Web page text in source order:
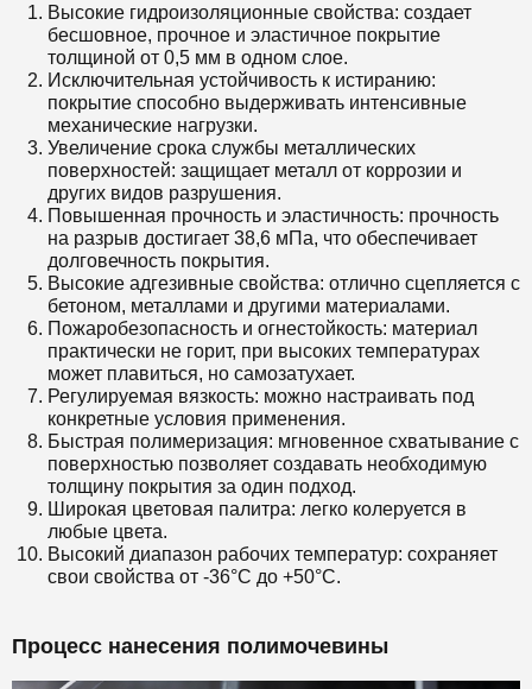
Высокие гидроизоляционные свойства: создает
бесшовное, прочное и эластичное покрытие
толщиной от 0,5 мм в одном слое.
Исключительная устойчивость к истиранию:
покрытие способно выдерживать интенсивные
механические нагрузки.
Увеличение срока службы металлических
поверхностей: защищает металл от коррозии и
других видов разрушения.
Повышенная прочность и эластичность: прочность
на разрыв достигает 38,6 мПа, что обеспечивает
долговечность покрытия.
Высокие адгезивные свойства: отлично сцепляется с
бетоном, металлами и другими материалами.
Пожаробезопасность и огнестойкость: материал
практически не горит, при высоких температурах
может плавиться, но самозатухает.
Регулируемая вязкость: можно настраивать под
конкретные условия применения.
Быстрая полимеризация: мгновенное схватывание с
поверхностью позволяет создавать необходимую
толщину покрытия за один подход.
Широкая цветовая палитра: легко колеруется в
любые цвета.
Высокий диапазон рабочих температур: сохраняет
свои свойства от -36°C до +50°C.
Процесс нанесения полимочевины